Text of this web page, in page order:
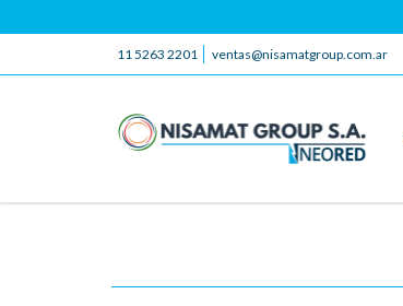
11 5263 2201 ventas@nisamatgroup.com.ar